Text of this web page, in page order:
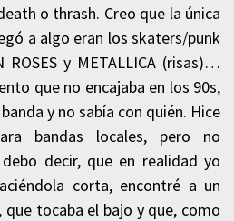
o thrash. Creo que la única
a algo eran los skaters/punk
ROSES y METALLICA (risas)…
que no encajaba en los 90s,
y no sabía con quién. Hice
bandas locales, pero no
decir, que en realidad yo
corta, encontré a un
que tocaba el bajo y que, como